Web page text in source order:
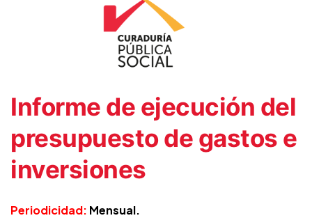
Informe de ejecución del
presupuesto de gastos e
inversiones
Periodicidad: Mensual.